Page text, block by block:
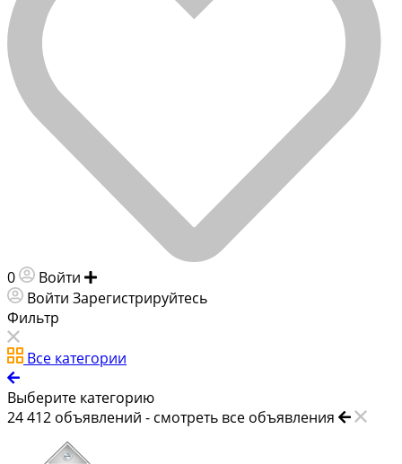
0 Войти
Войти Зарегистрируйтесь
Фильтр
Все категории
Выберите категорию
24 412 объявлений - смотреть все объявления